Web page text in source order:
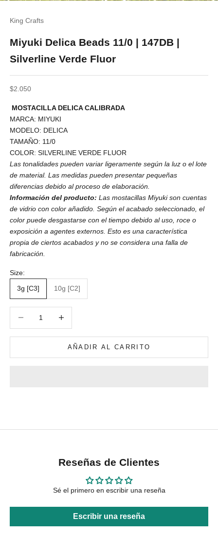
King Crafts
Miyuki Delica Beads 11/0 | 147DB |
Silverline Verde Fluor
Precio de oferta
$2.050
MOSTACILLA DELICA CALIBRADA
MARCA: MIYUKI
MODELO: DELICA
TAMAÑO: 11/0
COLOR: SILVERLINE VERDE FLUOR
Las tonalidades pueden variar ligeramente según la luz o el lote
de material. Las medidas pueden presentar pequeñas
diferencias debido al proceso de elaboración.
Información del producto: Las mostacillas Miyuki son cuentas
de vidrio con color añadido. Según el acabado seleccionado, el
color puede desgastarse con el tiempo debido al uso, roce o
exposición a agentes externos. Esto es una característica
propia de ciertos acabados y no se considera una falla de
fabricación.
Size:
3g [C3] 10g [C2]
AÑADIR AL CARRITO
Reseñas de Clientes
Sé el primero en escribir una reseña
Escribir una reseña